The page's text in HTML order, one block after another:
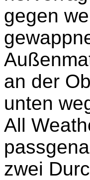
gegen
an der
unten
All
zwei